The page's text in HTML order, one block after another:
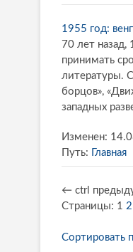
1955 год:
70 лет назад,
принимать
литературы.
борцов»,
западных
Изменен:
Путь: Главная
← ctrl
Страницы: 1 2
Сортировать